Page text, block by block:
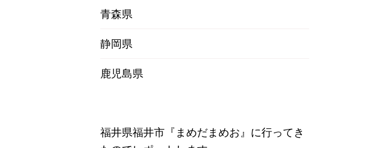
青森県
静岡県
鹿児島県
福井県福井市『まめだまめお』に行ってき